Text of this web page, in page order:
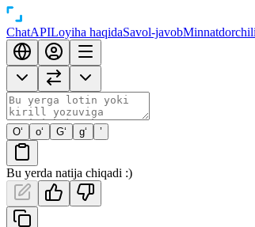
ChatAPILoyiha haqidaSavol-javob
O‘ o‘ G‘ g‘ ’
Bu yerda natija chiqadi :)